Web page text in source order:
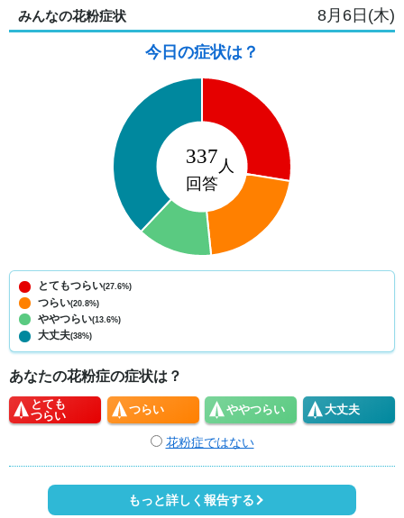
みんなの花粉症状 8月6日(木)
今日の症状は？
とてもつらい(27.6%)
つらい(20.8%)
ややつらい(13.6%)
大丈夫(38%)
あなたの花粉症の症状は？
とても
つらい
つらい ややつらい 大丈夫
花粉症ではない
もっと詳しく報告する